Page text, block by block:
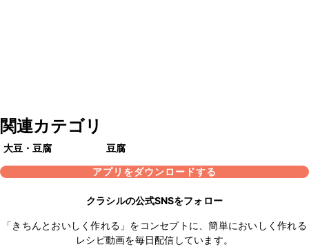
関連カテゴリ
大豆・豆腐
豆腐
アプリをダウンロードする
クラシルの公式SNSをフォロー
「きちんとおいしく作れる」をコンセプトに、簡単においしく作れる
レシピ動画を毎日配信しています。